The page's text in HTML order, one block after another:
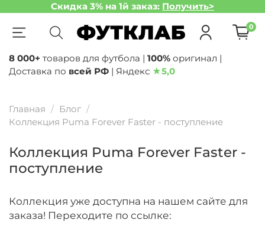
Скидка 3% на 1й заказ: Получить>
0
8 000+ товаров для футбола | 100% оригинал |
Доставка по всей РФ | Яндекс ★5,0
Главная
Блог
Коллекция Puma Forever Faster - поступление
Коллекция Puma Forever Faster -
поступление
Коллекция уже доступна на нашем сайте для
заказа! Переходите по ссылке: